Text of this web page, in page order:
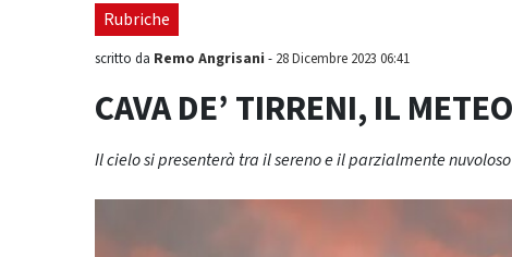
Rubriche
scritto da Remo Angrisani - 28 Dicembre 2023 06:41
CAVA DE’ TIRRENI, IL
Il cielo si presenterà tra il sereno e il parzialmente nuvoloso